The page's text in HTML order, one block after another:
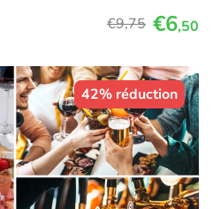
€9,75 €6,50
42% réduction